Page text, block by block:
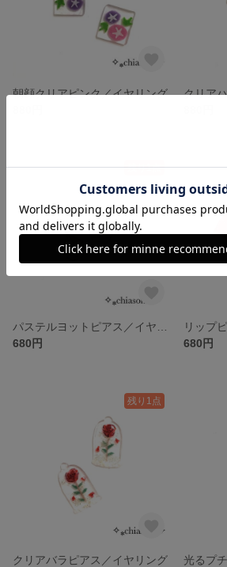
朝顔クリアピンク／イヤリング
残り1点
680円
リップ
680円
残り1点
クリアバラピアス／イヤリング